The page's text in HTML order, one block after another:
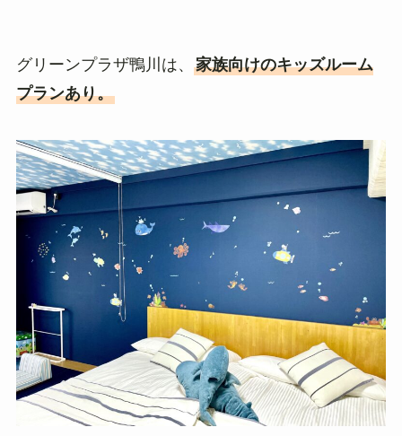
グリーンプラザ鴨川は、 家族向けのキッズルーム
プランあり。